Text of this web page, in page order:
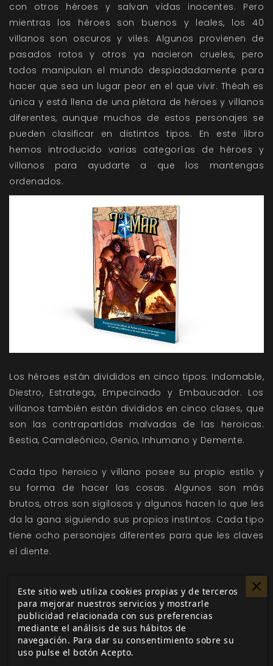
con otros héroes y salvan vidas inocentes. Pero
mientras los héroes son buenos y leales, los 40
villanos son oscuros y viles. Algunos provienen de
pasados rotos y otros ya nacieron crueles, pero
todos manipulan el mundo despiadadamente para
hacer que sea un lugar peor en el que vivir. Théah es
única y está llena de una plétora de héroes y villanos
diferentes, aunque muchos de estos personajes se
pueden clasificar en distintos tipos. En este libro
hemos introducido varias categorías de héroes y
villanos para ayudarte a que los mantengas
ordenados.
Los héroes están divididos en cinco tipos: Indomable,
Diestro, Estratega, Empecinado y Embaucador. Los
villanos también están divididos en cinco clases, que
son las contrapartidas malvadas de las heroicas:
Bestia, Camaleónico, Genio, Inhumano y Demente.
Cada tipo heroico y villano posee su propio estilo y
su forma de hacer las cosas. Algunos son más
brutos, otros son sigilosos y algunos hacen lo que les
da la gana siguiendo sus propios instintos. Cada tipo
tiene ocho personajes diferentes para que les claves
el diente.
Además, los capítulos también incluyen una
descripción detallada de cada tipo con sugerencias
de estadísticas si quieres crear tu propio personaje.
Explora antiguas ruinas con Bietrix de Veau. Recupera
los recuerdos perdidos del Schlammman. Infíltrate en
Este sitio web utiliza cookies propias y de terceros
para mejorar nuestros servicios y mostrarle
publicidad relacionada con sus preferencias
mediante el análisis de sus hábitos de
navegación. Para dar su consentimiento sobre su
uso pulse el botón Acepto.